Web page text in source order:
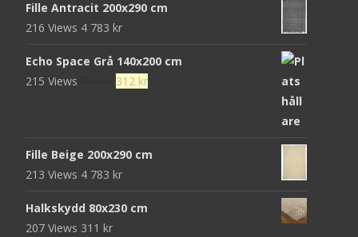
Fille Antracit 200x290 cm
216 Views 4 783 kr
Echo Space Grå 140x200 cm
215 Views
Det
952 kr.
312 krDet
312 kr.
Fille Beige 200x290 cm
213 Views 4 783 kr
Halkskydd 80x230 cm
207 Views 311 kr